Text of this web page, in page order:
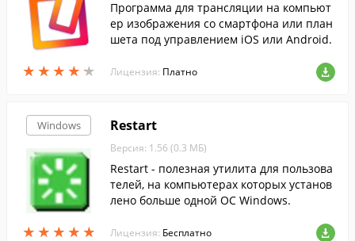
★ ★ ★ ★ ★
★ ★ ★ ★ ★
Программа для трансляции на компьют
ер изображения со смартфона или план
шета под управлением iOS или Android.
Лицензия: Платно
Windows
★ ★ ★ ★ ★
★ ★ ★ ★ ★
Restart
Версия: 1.56 (0.3 МБ)
Restart - полезная утилита для пользова
телей, на компьютерах которых установ
лено больше одной ОС Windows.
Лицензия: Бесплатно